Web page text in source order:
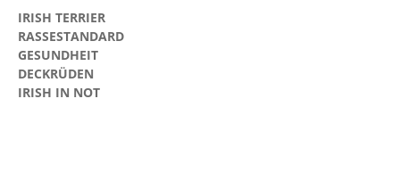
IRISH TERRIER
RASSESTANDARD
GESUNDHEIT
DECKRÜDEN
IRISH IN NOT